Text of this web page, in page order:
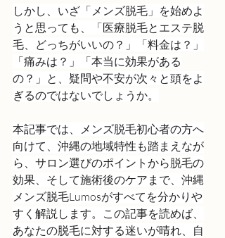
しかし、いざ「メンズ脱毛」を始めよ
うと思っても、「医療脱毛とエステ脱
毛、どっちがいいの？」「料金は？」
「痛みは？」「本当に効果がある
の？」と、疑問や不安が次々と頭をよ
ぎるのではないでしょうか。
本記事では、メンズ脱毛初心者の方へ
向けて、沖縄の地域特性も踏まえなが
ら、サロン選びのポイントから脱毛の
効果、そして施術後のケアまで、沖縄
メンズ脱毛Lumosがすべてを分かりや
すく解説します。この記事を読めば、
あなたの脱毛に対する迷いが晴れ、自